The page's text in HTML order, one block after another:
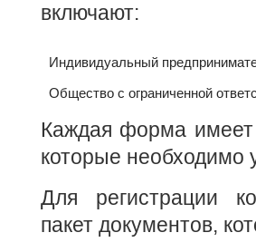
включают:
Индивидуальный
Общество с ограниченной
Каждая форма имеет
которые необходимо
Для регистрации
пакет документов,